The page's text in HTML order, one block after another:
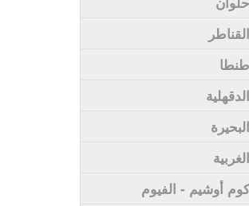
أوشيم - الفيوم